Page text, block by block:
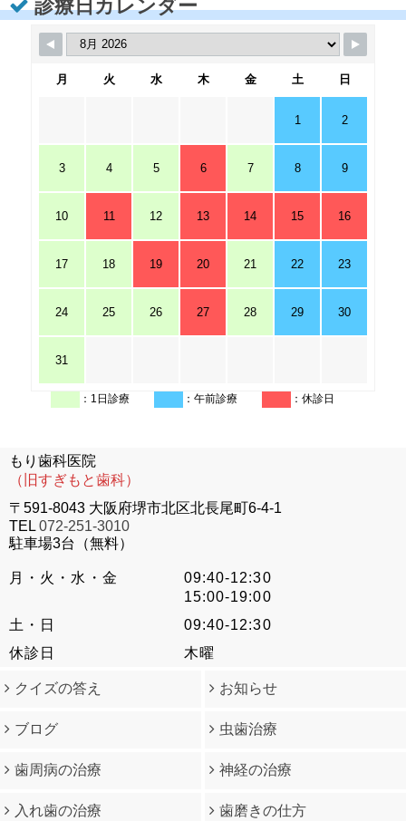
診療日カレンダー
月 火 水 木 金 土 日
1 2
3 4 5 6 7 8 9
10 11 12 13 14 15 16
17 18 19 20 21 22 23
24 25 26 27 28 29 30
31
：1日診療 ：午前診療 ：休診日
もり歯科医院
（旧すぎもと歯科）
〒591-8043 大阪府堺市北区北長尾町6-4-1
TEL 072-251-3010
駐車場3台（無料）
月・火・水・金
09:40-12:30
15:00-19:00
土・日
09:40-12:30
休診日
木曜
クイズの答え お知らせ
ブログ 虫歯治療
歯周病の治療 神経の治療
入れ歯の治療 歯磨きの仕方